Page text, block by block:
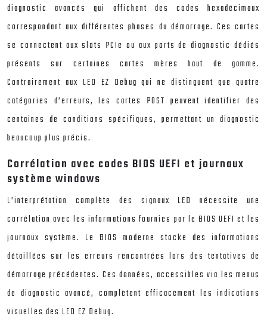
diagnostic avancés qui affichent des codes hexadécimaux
correspondant aux différentes phases du démarrage. Ces cartes
se connectent aux slots PCIe ou aux ports de diagnostic dédiés
présents sur certaines cartes mères haut de gamme.
Contrairement aux LED EZ Debug qui ne distinguent que quatre
catégories d’erreurs, les cartes POST peuvent identifier des
centaines de conditions spécifiques, permettant un diagnostic
beaucoup plus précis.
Corrélation avec codes BIOS UEFI et journaux
système windows
L’interprétation complète des signaux LED nécessite une
corrélation avec les informations fournies par le BIOS UEFI et les
journaux système. Le BIOS moderne stocke des informations
détaillées sur les erreurs rencontrées lors des tentatives de
démarrage précédentes. Ces données, accessibles via les menus
de diagnostic avancé, complètent efficacement les indications
visuelles des LED EZ Debug.